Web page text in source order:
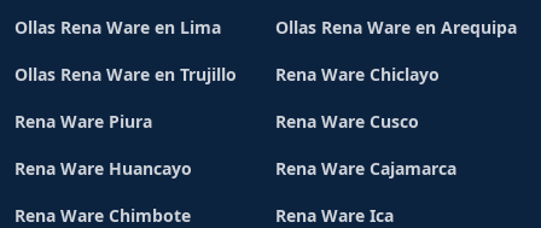
Ollas Rena Ware en Lima Ollas Rena Ware en Arequipa
Ollas Rena Ware en Trujillo Rena Ware Chiclayo
Rena Ware Piura Rena Ware Cusco
Rena Ware Huancayo Rena Ware Cajamarca
Rena Ware Chimbote Rena Ware Ica